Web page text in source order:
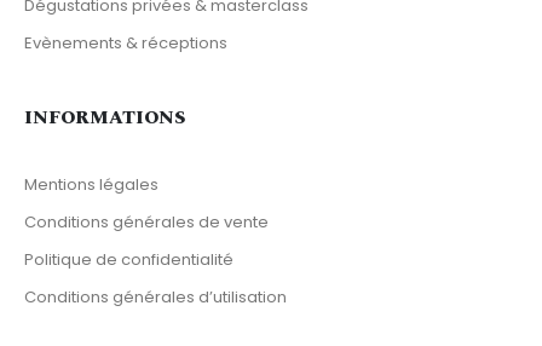
Dégustations privées & masterclass
Evènements & réceptions
INFORMATIONS
Mentions légales
Conditions générales de vente
Politique de confidentialité
Conditions générales d’utilisation